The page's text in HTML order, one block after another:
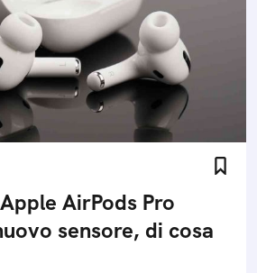
AirPods Pro
sensore, di cosa